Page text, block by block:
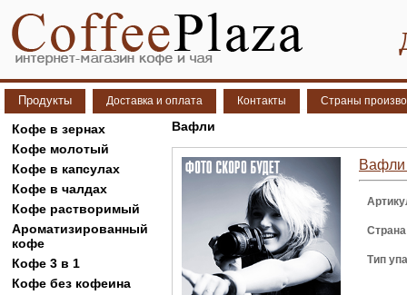
Продукты Доставка и оплата Контакты Страны
Кофе в зернах
Кофе молотый
Кофе в капсулах
Кофе в чалдах
Кофе растворимый
Ароматизированный
кофе
Кофе 3 в 1
Кофе без кофеина
Вафли
Вафли
Тип